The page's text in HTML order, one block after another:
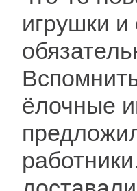
игрушки и
ёлочные